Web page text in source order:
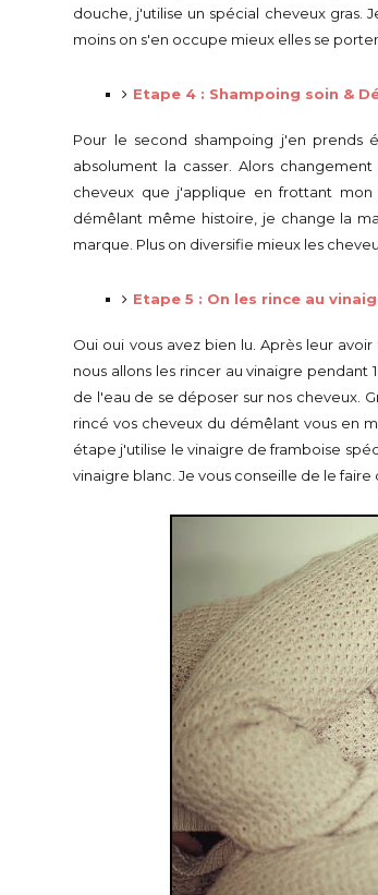
douche, j'utilise un spécial cheveux gras.
moins on s'en occupe mieux elles se
Etape 4 : Shampoing soin &
Pour le second shampoing j'en prends
absolument la casser. Alors
cheveux que j'applique en frottant
démêlant même histoire, je change la
marque. Plus on diversifie mieux les
Etape 5 : On les rince au
Oui oui vous avez bien lu. Après leur
nous allons les rincer au vinaigre
de l'eau de se déposer sur nos cheveux.
rincé vos cheveux du démêlant vous en
étape j'utilise le vinaigre de framboise
vinaigre blanc. Je vous conseille de le